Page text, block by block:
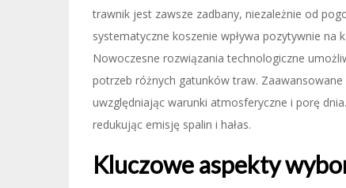
trawnik jest zawsze zadbany, niezależnie od
systematyczne koszenie wpływa pozytywnie
Nowoczesne rozwiązania technologiczne
potrzeb różnych gatunków traw.
uwzględniając warunki atmosferyczne i porę dnia.
redukując emisję spalin i hałas.
Kluczowe aspekty